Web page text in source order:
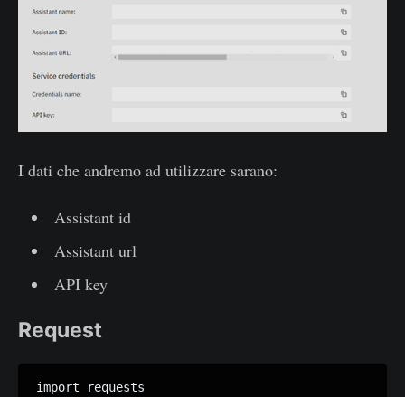
I dati che andremo ad utilizzare sarano:
Assistant id
Assistant url
API key
Request
import requests